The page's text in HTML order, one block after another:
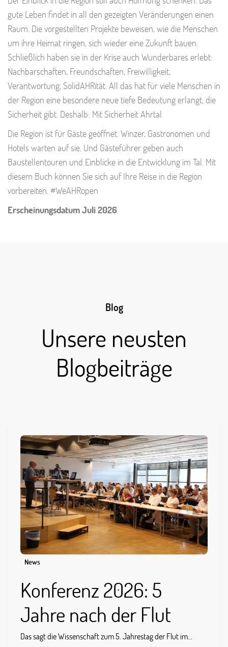
gute Leben findet in all den gezeigten Veränderungen einen
Raum. Die vorgestellten Projekte beweisen, wie die Menschen
um ihre Heimat ringen, sich wieder eine Zukunft bauen.
Schließlich haben sie in der Krise auch Wunderbares erlebt:
Nachbarschaften, Freundschaften, Freiwilligkeit,
Verantwortung, SolidAHRität. All das hat für viele Menschen in
der Region eine besondere neue tiefe Bedeutung erlangt, die
Sicherheit gibt. Deshalb: Mit Sicherheit Ahrtal
Die Region ist für Gäste geöffnet. Winzer, Gastronomen und
Hotels warten auf sie. Und Gästeführer geben auch
Baustellentouren und Einblicke in die Entwicklung im Tal. Mit
diesem Buch können Sie sich auf Ihre Reise in die Region
vorbereiten. #WeAHRopen
Erscheinungsdatum Juli 2026
Blog
Unsere neusten
Blogbeiträge
News
Konferenz 2026: 5
Jahre nach der Flut
Das sagt die Wissenschaft zum 5. Jahrestag der Flut im...